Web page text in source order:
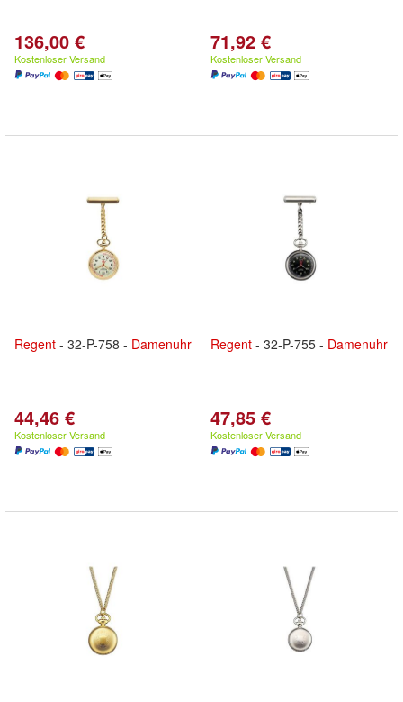
136,00 €
Kostenloser Versand
71,92 €
Kostenloser Versand
Regent - 32-P-758 - Damenuhr
44,46 €
Kostenloser Versand
Regent - 32-P-755 - Damenuhr
47,85 €
Kostenloser Versand